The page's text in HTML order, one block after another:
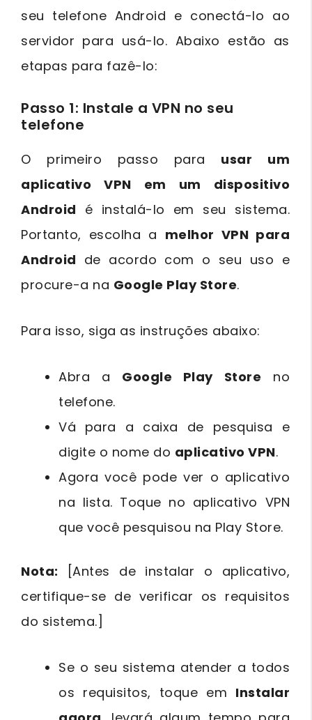
seu telefone Android e conectá-lo ao
servidor para usá-lo. Abaixo estão as
etapas para fazê-lo:
Passo 1: Instale a VPN no seu
telefone
O primeiro passo para usar um
aplicativo VPN em um dispositivo
Android é instalá-lo em seu sistema.
Portanto, escolha a melhor VPN para
Android de acordo com o seu uso e
procure-a na Google Play Store.
Para isso, siga as instruções abaixo:
Abra a Google Play Store no
telefone.
Vá para a caixa de pesquisa e
digite o nome do aplicativo VPN.
Agora você pode ver o aplicativo
na lista. Toque no aplicativo VPN
que você pesquisou na Play Store.
Nota: [Antes de instalar o aplicativo,
certifique-se de verificar os requisitos
do sistema.]
Se o seu sistema atender a todos
os requisitos, toque em Instalar